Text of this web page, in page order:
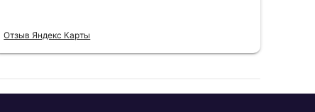
Отзыв Яндекс Карты